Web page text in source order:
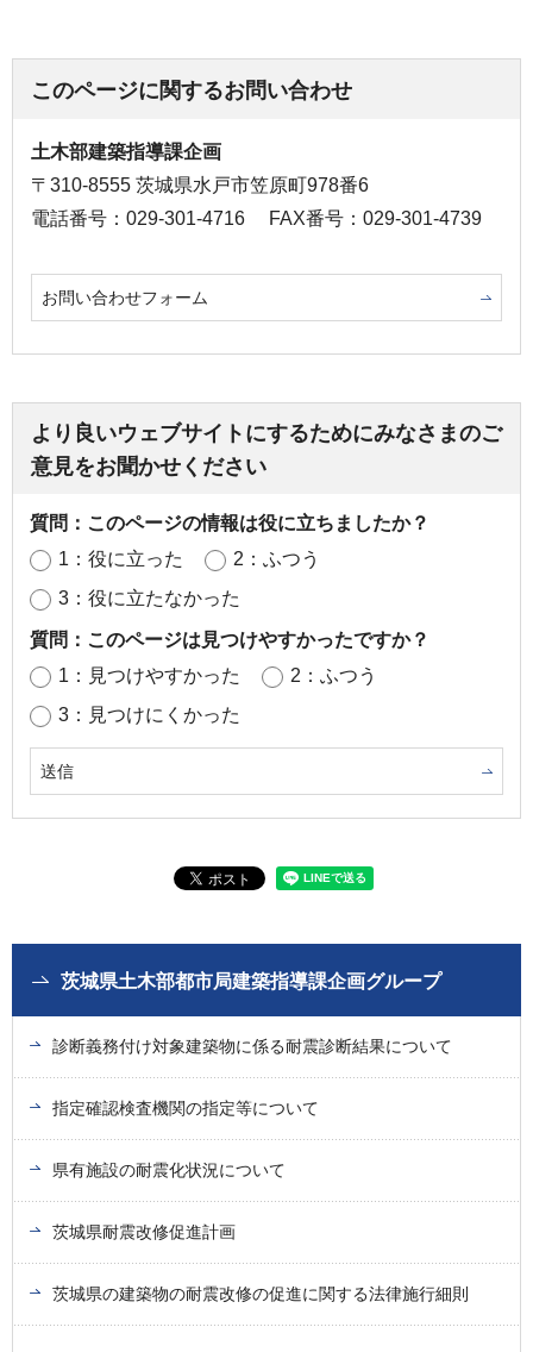
このページに関するお問い合わせ
土木部建築指導課企画
〒310-8555 茨城県水戸市笠原町978番6
電話番号：029-301-4716
FAX番号：029-301-4739
お問い合わせフォーム
より良いウェブサイトにするためにみなさまのご
意見をお聞かせください
質問：このページの情報は役に立ちましたか？
1：役に立った
2：ふつう
3：役に立たなかった
質問：このページは見つけやすかったですか？
1：見つけやすかった
2：ふつう
3：見つけにくかった
茨城県土木部都市局建築指導課企画グループ
診断義務付け対象建築物に係る耐震診断結果について
指定確認検査機関の指定等について
県有施設の耐震化状況について
茨城県耐震改修促進計画
茨城県の建築物の耐震改修の促進に関する法律施行細則